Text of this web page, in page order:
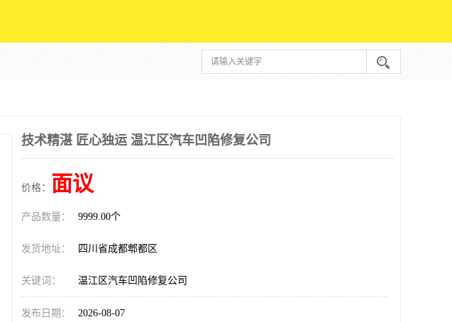
技术精湛 匠心独运 温江区汽车凹陷修复公司
价格： 面议
产品数量： 9999.00个
发货地址： 四川省成都郫都区
关键词： 温江区汽车凹陷修复公司
发布日期： 2026-08-07